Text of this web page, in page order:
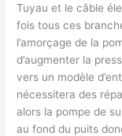
Tuyau et le câble
fois tous ces
l’amorçage de la
d’augmenter la
vers un modèle
nécessitera des
alors la pompe de
au fond du puits